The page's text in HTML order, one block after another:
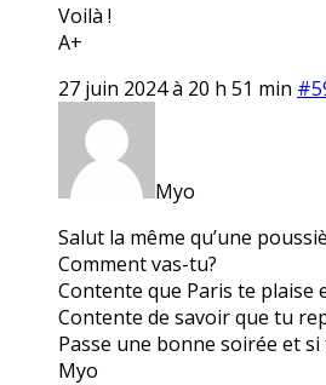
Voilà !
A+
27 juin 2024 à 20 h 51 min
Myo
Salut la même qu’une
Comment vas-tu?
Contente que Paris te plaise
Contente de savoir que tu
Passe une bonne soirée et
Myo